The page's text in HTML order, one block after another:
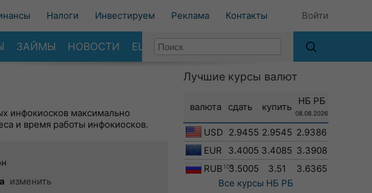
Налоги Инвестируем Реклама Контакты Войти
ЗАЙМЫ НОВОСТИ ЕЩЕ
инфокиосков максимально
и время работы инфокиосков.
изменить
Лучшие курсы валют
валюта сдать купить
НБ РБ
08.08.2026
USD 2.9455 2.9545 2.9386
EUR
3.4005 3.4085 3.3908
RUB 1003.5005 3.51
3.6365
Все курсы НБ РБ